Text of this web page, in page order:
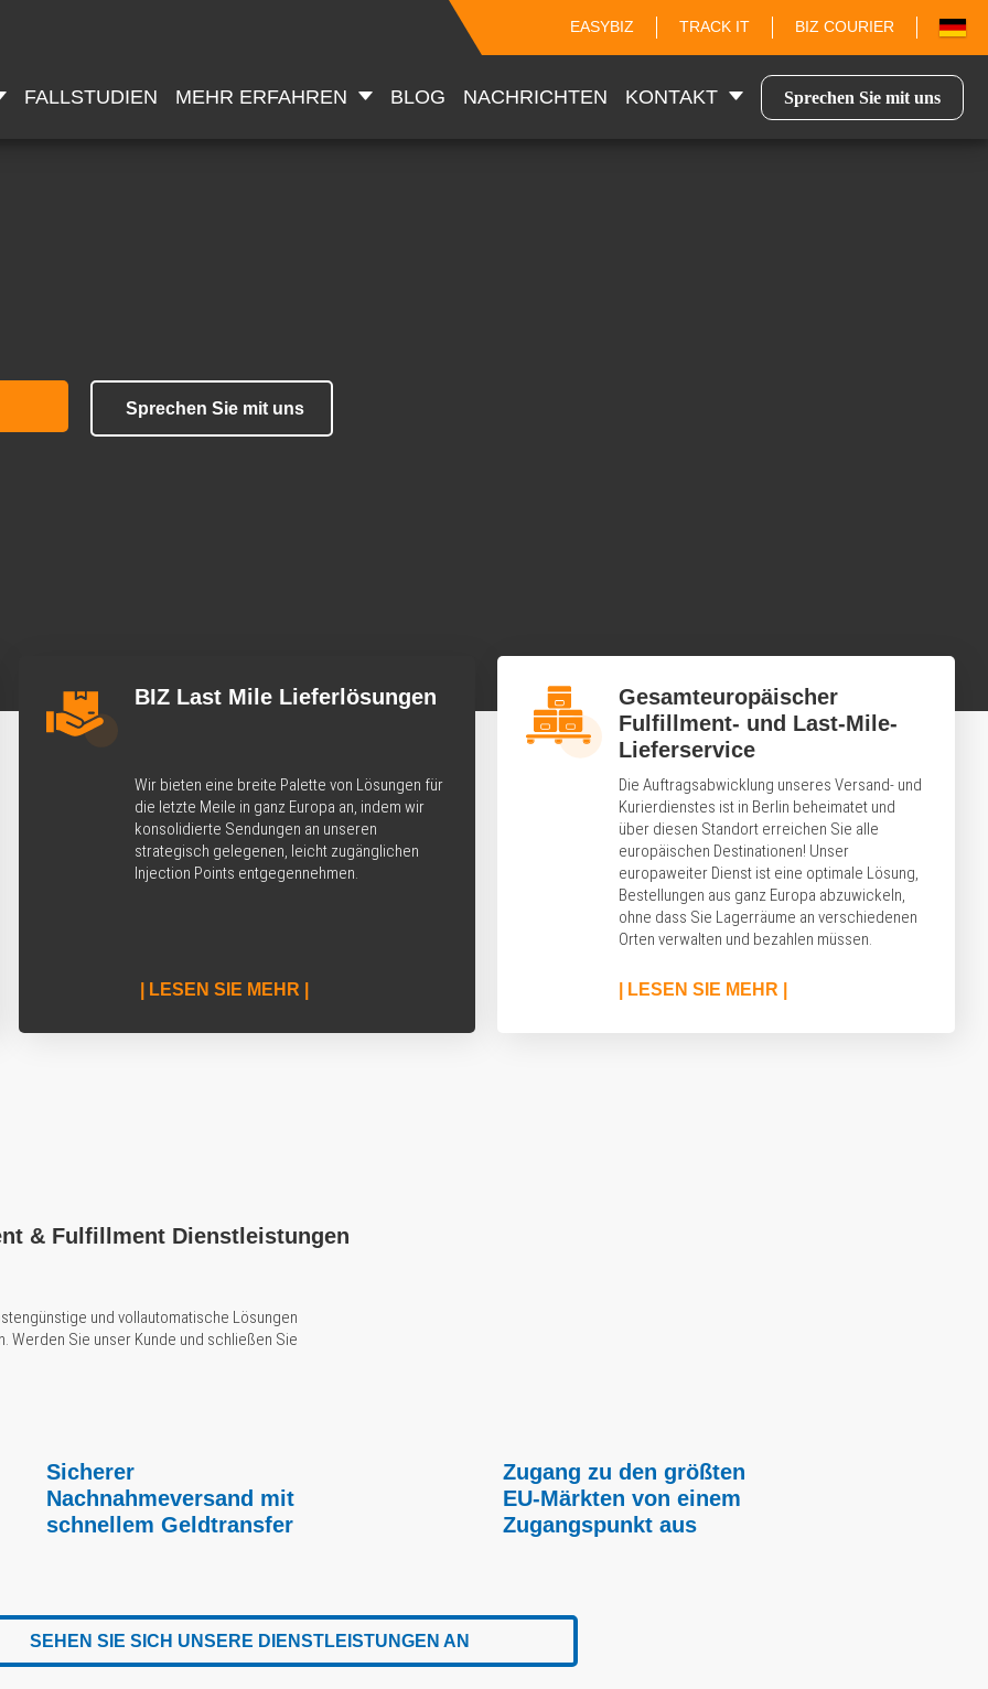
EASYBIZ TRACK IT BIZ COURIER
FALLSTUDIEN MEHR ERFAHREN BLOG NACHRICHTEN KONTAKT Sprechen Sie mit uns
Sprechen Sie mit uns
BIZ Last Mile Lieferlösungen
Wir bieten eine breite Palette von Lösungen für
die letzte Meile in ganz Europa an, indem wir
konsolidierte Sendungen an unseren
strategisch gelegenen, leicht zugänglichen
Injection Points entgegennehmen.
| LESEN SIE MEHR |
Gesamteuropäischer
Fulfillment- und Last-Mile-
Lieferservice
Die Auftragsabwicklung unseres Versand- und
Kurierdienstes ist in Berlin beheimatet und
über diesen Standort erreichen Sie alle
europäischen Destinationen! Unser
europaweiter Dienst ist eine optimale Lösung,
Bestellungen aus ganz Europa abzuwickeln,
ohne dass Sie Lagerräume an verschiedenen
Orten verwalten und bezahlen müssen.
| LESEN SIE MEHR |
& Fulfillment Dienstleistungen
und vollautomatische Lösungen
Werden Sie unser Kunde und schließen Sie
Sicherer
Nachnahmeversand mit
schnellem Geldtransfer
Zugang zu den größten
EU-Märkten von einem
Zugangspunkt aus
SEHEN SIE SICH UNSERE DIENSTLEISTUNGEN AN